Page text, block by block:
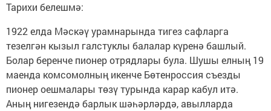
Тарихи белешмә:
1922 елда Мәскәү урамнарында тигез сафларга
тезелгән кызыл галстуклы балалар күренә башлый.
Болар беренче пионер отрядлары була. Шушы елның 19
маенда комсомолның икенче Бөтенроссия съезды
пионер оешмалары төзү турында карар кабул итә.
Аның нигезендә барлык шәһәрләрдә, авылларда